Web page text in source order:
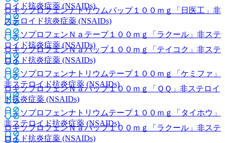
ロイド抗炎症薬 (NSAIDs)
ロキソプロフェンＮａテープ１００ｍｇ「ラクール」 非ステ
ロイド抗炎症薬 (NSAIDs)
ロキソプロフェンナトリウムテープ１００ｍｇ「ケミファ」
非ステロイド抗炎症薬 (NSAIDs)
ロキソプロフェンナトリウムテープ１００ｍｇ「タイホウ」
非ステロイド抗炎症薬 (NSAIDs)
ロキソプロフェンナトリウムパップ１００ｍｇ「日医工」 非
ステロイド抗炎症薬 (NSAIDs)
ロキソプロフェンＮａパップ１００ｍｇ「テイコク」 非ステ
ロイド抗炎症薬 (NSAIDs)
ロキソプロフェンＮａパップ１００ｍｇ「ＱＱ」 非ステロイ
ド抗炎症薬 (NSAIDs)
ロキソプロフェンＮａパップ１００ｍｇ「ラクール」 非ステ
ロイド抗炎症薬 (NSAIDs)